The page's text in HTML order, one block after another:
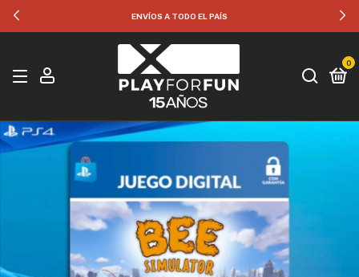
ENVÍOS A TODO EL PAÍS
0